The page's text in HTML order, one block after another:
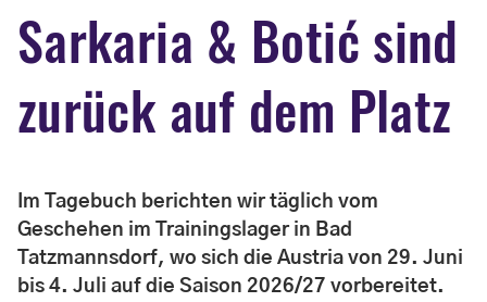
Sarkaria & Botić sind
zurück auf dem Platz
Im Tagebuch berichten wir täglich vom
Geschehen im Trainingslager in Bad
Tatzmannsdorf, wo sich die Austria von 29. Juni
bis 4. Juli auf die Saison 2026/27 vorbereitet.